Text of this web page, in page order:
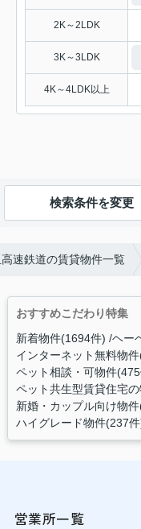
2K～2LDK
3K～3LDK
4K～4LDK以上
検索条件を変更
速鉄道の賃貸物件一覧
おすすめこだわり特集
新着物件(1694件) ヘー
インターネット無料物
ペット相談・可物件
ペット共生型賃貸住宅
新婚・カップル向け物
ハイグレード物件(237
営業所一覧